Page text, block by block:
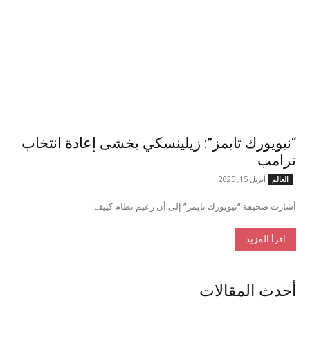
“نيويورك تايمز”: زيلينسكي يخشى إعادة انتخاب
ترامب
العالم أبريل 15, 2025
أشارت صحيفة “نيويورك تايمز” إلى أن زعيم نظام كييف...
اقرأ المزيد
أحدث المقالات